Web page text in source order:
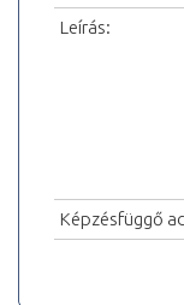
Leírás:
Képzésfüggő